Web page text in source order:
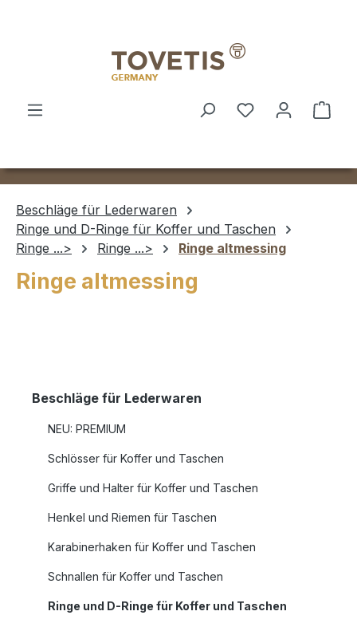
Beschläge für Lederwaren
Ringe und D-Ringe für Koffer und Taschen
Ringe ...>
Ringe ...> Ringe altmessing
Ringe altmessing
Beschläge für Lederwaren
NEU: PREMIUM
Schlösser für Koffer und Taschen
Griffe und Halter für Koffer und Taschen
Henkel und Riemen für Taschen
Karabinerhaken für Koffer und Taschen
Schnallen für Koffer und Taschen
Ringe und D-Ringe für Koffer und Taschen